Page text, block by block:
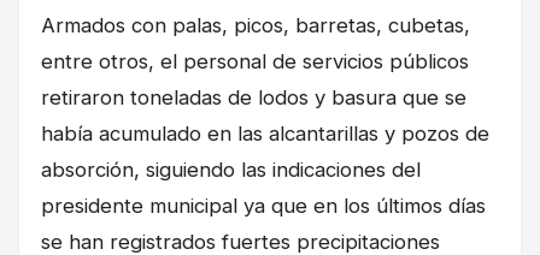
Armados con palas, picos, barretas, cubetas,
entre otros, el personal de servicios públicos
retiraron toneladas de lodos y basura que se
había acumulado en las alcantarillas y pozos de
absorción, siguiendo las indicaciones del
presidente municipal ya que en los últimos días
se han registrados fuertes precipitaciones